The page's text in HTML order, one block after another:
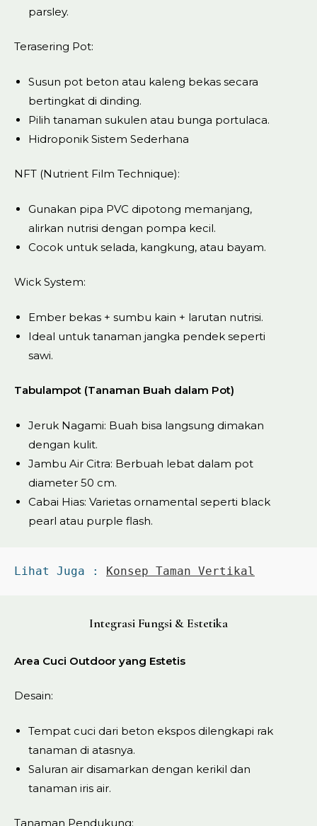
parsley.
Terasering Pot:
Susun pot beton atau kaleng bekas secara
bertingkat di dinding.
Pilih tanaman sukulen atau bunga portulaca.
Hidroponik Sistem Sederhana
NFT (Nutrient Film Technique):
Gunakan pipa PVC dipotong memanjang,
alirkan nutrisi dengan pompa kecil.
Cocok untuk selada, kangkung, atau bayam.
Wick System:
Ember bekas + sumbu kain + larutan nutrisi.
Ideal untuk tanaman jangka pendek seperti
sawi.
Tabulampot (Tanaman Buah dalam Pot)
Jeruk Nagami: Buah bisa langsung dimakan
dengan kulit.
Jambu Air Citra: Berbuah lebat dalam pot
diameter 50 cm.
Cabai Hias: Varietas ornamental seperti black
pearl atau purple flash.
Lihat Juga : Konsep Taman Vertikal
Integrasi Fungsi & Estetika
Area Cuci Outdoor yang Estetis
Desain:
Tempat cuci dari beton ekspos dilengkapi rak
tanaman di atasnya.
Saluran air disamarkan dengan kerikil dan
tanaman iris air.
Tanaman Pendukung: